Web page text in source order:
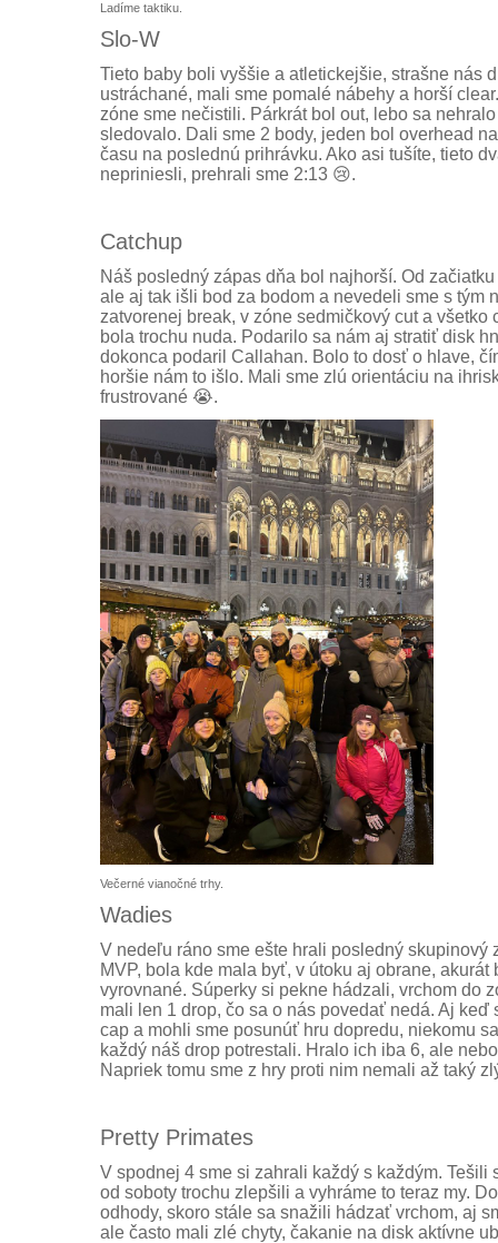
Ladíme taktiku.
Slo-W
Tieto baby boli vyššie a atletickejšie, strašne nás
ustráchané, mali sme pomalé nábehy a horší
zóne sme nečistili. Párkrát bol out, lebo sa
sledovalo. Dali sme 2 body, jeden bol overhead
času na poslednú prihrávku. Ako asi tušíte, tieto
nepriniesli, prehrali sme 2:13 😢.
Catchup
Náš posledný zápas dňa bol najhorší. Od
ale aj tak išli bod za bodom a nevedeli sme s tým
zatvorenej break, v zóne sedmičkový cut a všetko
bola trochu nuda. Podarilo sa nám aj stratiť disk
dokonca podaril Callahan. Bolo to dosť o hlave,
horšie nám to išlo. Mali sme zlú orientáciu na
frustrované 😭.
Večerné vianočné trhy.
Wadies
V nedeľu ráno sme ešte hrali posledný skupinový
MVP, bola kde mala byť, v útoku aj obrane,
vyrovnané. Súperky si pekne hádzali, vrchom do
mali len 1 drop, čo sa o nás povedať nedá. Aj keď
cap a mohli sme posunúť hru dopredu, niekomu
každý náš drop potrestali. Hralo ich iba 6, ale
Napriek tomu sme z hry proti nim nemali až taký
Pretty Primates
V spodnej 4 sme si zahrali každý s každým. Tešili
od soboty trochu zlepšili a vyhráme to teraz my.
odhody, skoro stále sa snažili hádzať vrchom, aj
ale často mali zlé chyty, čakanie na disk aktívne